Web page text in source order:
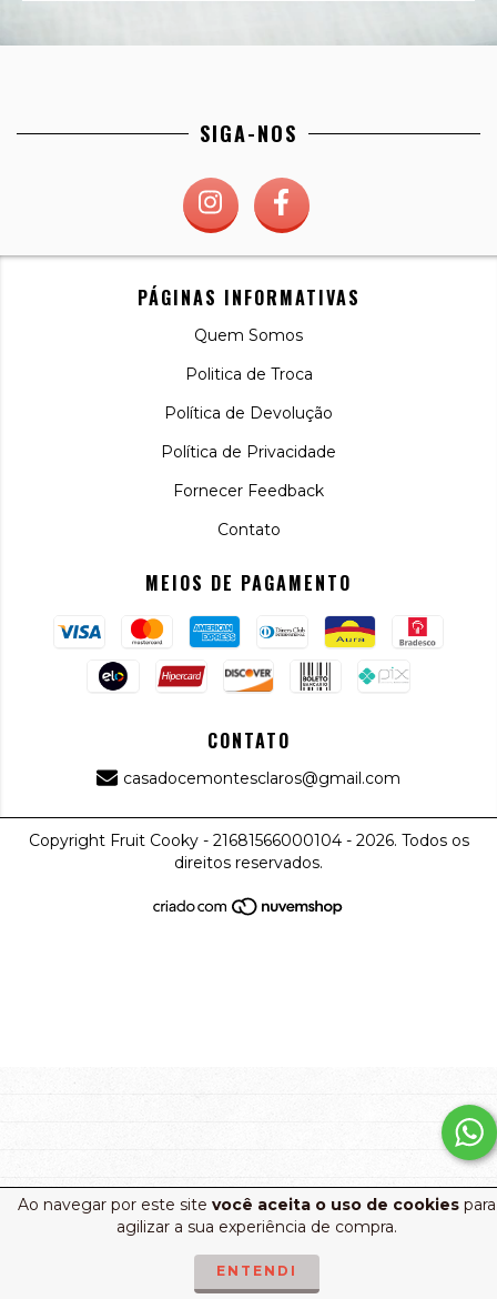
Ao navegar por este site você aceita o uso de cookies para
agilizar a sua experiência de compra.
ENTENDI
SIGA-NOS
PÁGINAS INFORMATIVAS
Quem Somos
Politica de Troca
Política de Devolução
Política de Privacidade
Fornecer Feedback
Contato
MEIOS DE PAGAMENTO
CONTATO
casadocemontesclaros@gmail.com
Copyright Fruit Cooky - 21681566000104 - 2026. Todos os
direitos reservados.